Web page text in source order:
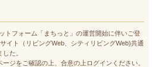
トフォーム「まちっと」の運営開始に伴いご登
イト（リビングWeb、シティリビングWeb)共通
た。
ジをご確認の上、合意の上ログインください。